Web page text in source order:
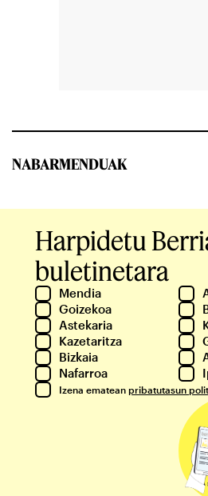
NABARMENDUAK
Harpidetu
buletinetara
Mendia
Goizekoa
Astekaria
Kazetaritza
Bizkaia
Nafarroa
Izena ematean pribatutasun